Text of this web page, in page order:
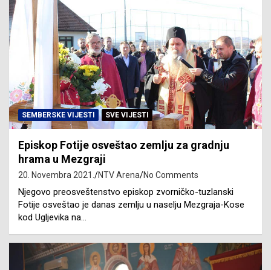
SEMBERSKE VIJESTI SVE VIJESTI
Episkop Fotije osveštao zemlju za gradnju
hrama u Mezgraji
20. Novembra 2021. NTV Arena No Comments
Njegovo preosveštenstvo episkop zvorničko-tuzlanski
Fotije osveštao je danas zemlju u naselju Mezgraja-Kose
kod Ugljevika na…